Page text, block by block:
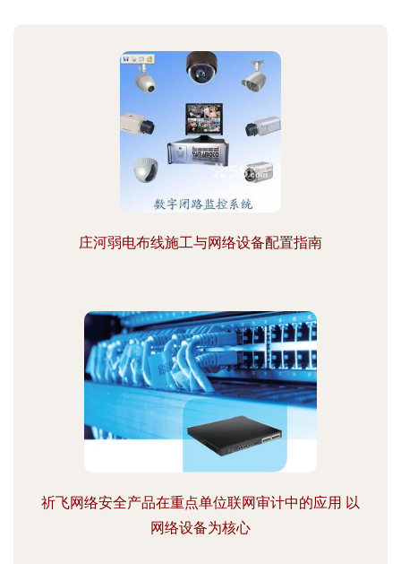
庄河弱电布线施工与网络设备配置指南
祈飞网络安全产品在重点单位联网审计中的应用 以
网络设备为核心